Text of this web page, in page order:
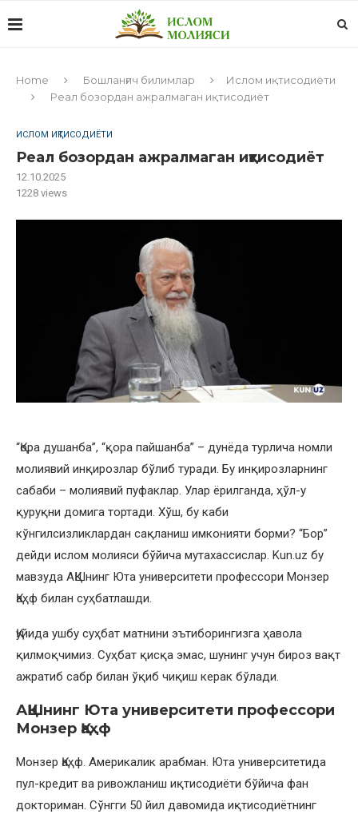
Home Бошланғич билимлар
Ислом иқтисодиёти
Реал бозордан ажралмаган иқтисодиёт
ИСЛОМ ИҚТИСОДИЁТИ
Реал бозордан ажралмаган иқтисодиёт
12.10.2025
1228 views
“Қора душанба”, “қора пайшанба” – дунёда турлича номли
молиявий инқирозлар бўлиб туради. Бу инқирозларнинг
сабаби – молиявий пуфаклар. Улар ёрилганда, ҳўл-у
қуруқни домига тортади. Хўш, бу каби
кўнгилсизликлардан сақланиш имконияти борми? “Бор”
дейди ислом молияси бўйича мутахассислар. Kun.uz бу
мавзуда АҚШнинг Юта университети профессори Монзер
Қаҳф билан суҳбатлашди.
Қуйида ушбу суҳбат матнини эътиборингизга ҳавола
қилмоқчимиз. Суҳбат қисқа эмас, шунинг учун бироз вақт
ажратиб сабр билан ўқиб чиқиш керак бўлади.
АҚШнинг Юта университети профессори
Монзер Қаҳф
Монзер Қаҳф. Америкалик арабман. Юта университетида
пул-кредит ва ривожланиш иқтисодиёти бўйича фан
докториман. Сўнгги 50 йил давомида иқтисодиётнинг